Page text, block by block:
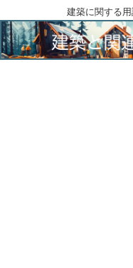
建築に関する用